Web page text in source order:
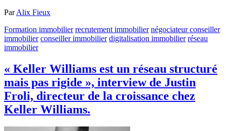
ParAlix Fieux
Formation immobilier recrutement immobilier négociateur conseiller
immobilier conseiller immobilier digitalisation immobilier réseau
immobilier
« Keller Williams est un réseau structuré
mais pas rigide », interview de Justin
Froli, directeur de la croissance chez
Keller Williams.